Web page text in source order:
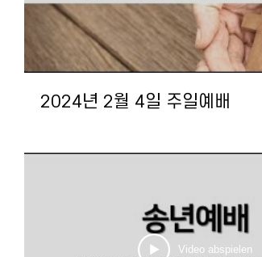
2024년 2월 4일 주일예배
Video abspielen